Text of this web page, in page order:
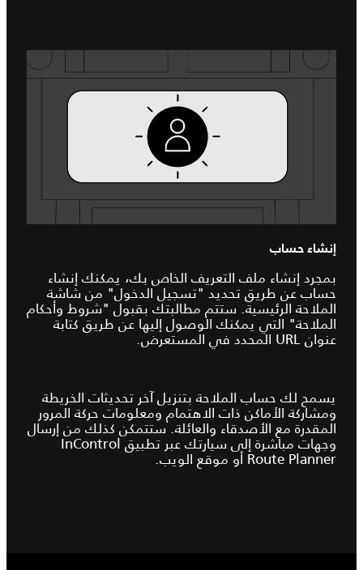
إنشاء حساب
بمجرد إنشاء ملف التعريف الخاص بك، يمكنك إنشاء
حساب عن طريق تحديد "تسجيل الدخول" من شاشة
الملاحة الرئيسية. ستتم مطالبتك بقبول "شروط وأحكام
الملاحة" التي يمكنك الوصول إليها عن طريق كتابة
عنوان URL المحدد في المستعرض.
يسمح لك حساب الملاحة بتنزيل آخر تحديثات الخريطة
ومشاركة الأماكن ذات الاهتمام ومعلومات حركة المرور
المقدرة مع الأصدقاء والعائلة. ستتمكن كذلك من إرسال
وجهات مباشرة إلى سيارتك عبر تطبيق InControl
Route Planner أو موقع الويب.